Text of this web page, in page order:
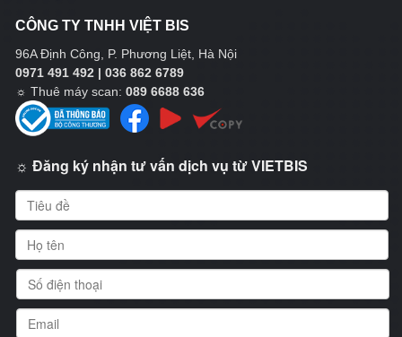
CÔNG TY TNHH VIỆT BIS
96A Định Công, P. Phương Liệt, Hà Nội
0971 491 492 | 036 862 6789
☼ Thuê máy scan: 089 6688 636
☼ Đăng ký nhận tư vấn dịch vụ từ VIETBIS